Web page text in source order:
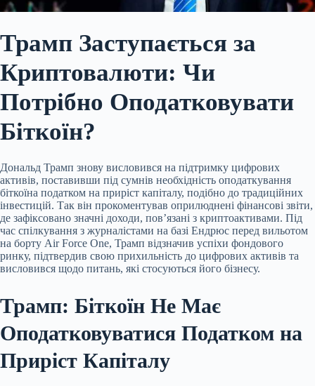
Трамп Заступається за
Криптовалюти: Чи
Потрібно Оподатковувати
Біткоїн?
Дональд Трамп знову висловився на підтримку цифрових
активів, поставивши під сумнів необхідність оподаткування
біткоїна податком на приріст капіталу, подібно до традиційних
інвестицій. Так він прокоментував оприлюднені фінансові звіти,
де зафіксовано значні доходи, пов’язані з криптоактивами. Під
час спілкування з журналістами на базі Ендрюс перед вильотом
на борту Air Force One, Трамп відзначив успіхи фондового
ринку, підтвердив свою прихильність до цифрових активів та
висловився щодо питань, які стосуються його бізнесу.
Трамп: Біткоїн Не Має
Оподатковуватися Податком на
Приріст Капіталу